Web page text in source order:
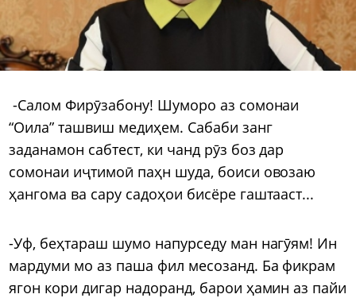
-Салом Фирӯзабону! Шуморо аз сомонаи
“Оила” ташвиш медиҳем. Сабаби занг
заданамон сабтест, ки чанд рӯз боз дар
сомонаи иҷтимоӣ паҳн шуда, боиси овозаю
ҳангома ва сару садоҳои бисёре гаштааст...
-Уф, беҳтараш шумо напурседу ман нагӯям! Ин
мардуми мо аз паша фил месозанд. Ба фикрам
ягон кори дигар надоранд, барои ҳамин аз пайи